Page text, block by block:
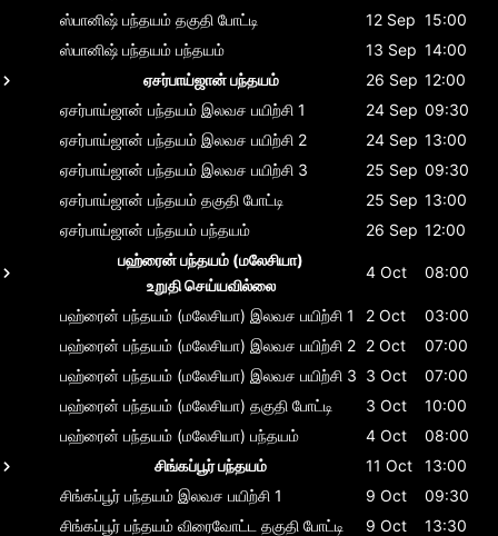
ஸ்பானிஷ் பந்தயம் தகுதி போட்டி 12 Sep 15:00
ஸ்பானிஷ் பந்தயம் பந்தயம் 13 Sep 14:00
ஏசர்பாய்ஜான் பந்தயம்
26 Sep 12:00
ஏசர்பாய்ஜான் பந்தயம் இலவச பயிற்சி 1 24 Sep 09:30
ஏசர்பாய்ஜான் பந்தயம் இலவச பயிற்சி 2 24 Sep 13:00
ஏசர்பாய்ஜான் பந்தயம் இலவச பயிற்சி 3 25 Sep 09:30
ஏசர்பாய்ஜான் பந்தயம் தகுதி போட்டி 25 Sep 13:00
ஏசர்பாய்ஜான் பந்தயம் பந்தயம் 26 Sep 12:00
பஹ்ரைன் பந்தயம் (மலேசியா)
உறுதி செய்யவில்லை
4 Oct 08:00
பஹ்ரைன் பந்தயம் (மலேசியா) இலவச பயிற்சி 1 2 Oct
03:00
பஹ்ரைன் பந்தயம் (மலேசியா) இலவச பயிற்சி 2 2 Oct
07:00
பஹ்ரைன் பந்தயம் (மலேசியா) இலவச பயிற்சி 3 3 Oct
07:00
பஹ்ரைன் பந்தயம் (மலேசியா) தகுதி போட்டி 3 Oct
10:00
பஹ்ரைன் பந்தயம் (மலேசியா) பந்தயம் 4 Oct
08:00
சிங்கப்பூர் பந்தயம்
11 Oct
13:00
சிங்கப்பூர் பந்தயம் இலவச பயிற்சி 1 9 Oct
09:30
சிங்கப்பூர் பந்தயம் விரைவோட்ட தகுதி போட்டி 9 Oct
13:30